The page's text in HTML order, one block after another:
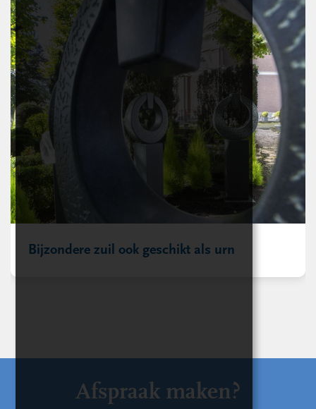
Bijzondere zuil ook geschikt als urn
Afspraak maken?